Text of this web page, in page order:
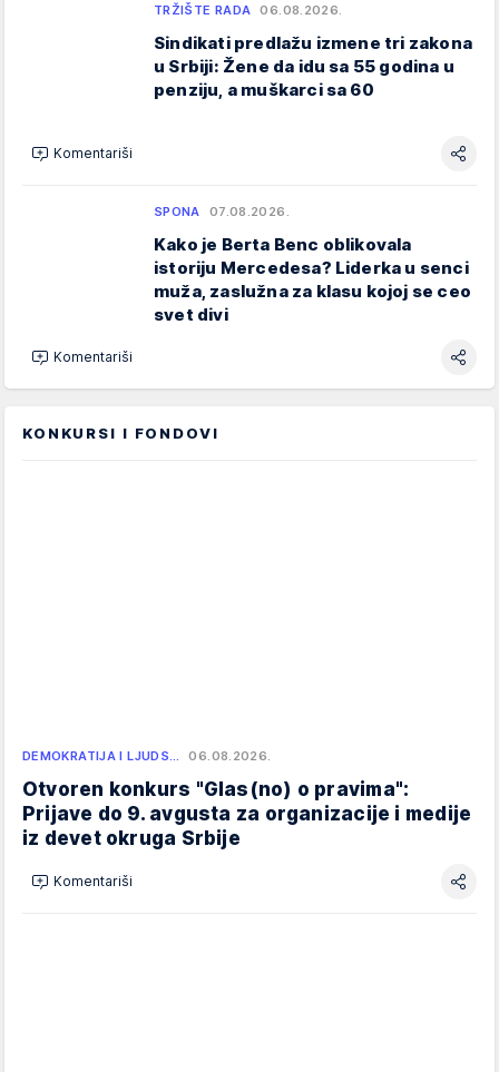
TRŽIŠTE RADA 06.08.2026.
Sindikati predlažu izmene tri zakona
u Srbiji: Žene da idu sa 55 godina u
penziju, a muškarci sa 60
Komentariši
SPONA 07.08.2026.
Kako je Berta Benc oblikovala
istoriju Mercedesa? Liderka u senci
muža, zaslužna za klasu kojoj se ceo
svet divi
Komentariši
KONKURSI I FONDOVI
DEMOKRATIJA I LJUDS… 06.08.2026.
Otvoren konkurs "Glas(no) o pravima":
Prijave do 9. avgusta za organizacije i medije
iz devet okruga Srbije
Komentariši